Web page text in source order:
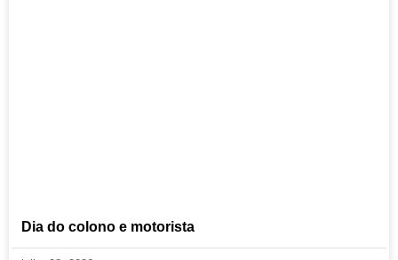
Dia do colono e motorista